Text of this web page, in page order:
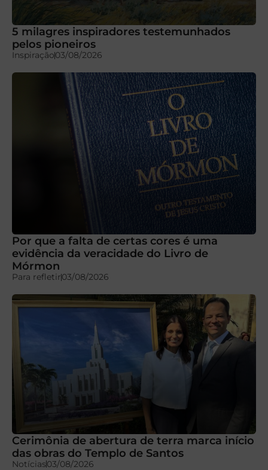
5 milagres inspiradores testemunhados
pelos pioneiros
Inspiração03/08/2026
Por que a falta de certas cores é uma
evidência da veracidade do Livro de
Mórmon
Para refletir03/08/2026
Cerimônia de abertura de terra marca início
das obras do Templo de Santos
Notícias03/08/2026